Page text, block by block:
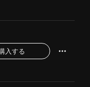
入する